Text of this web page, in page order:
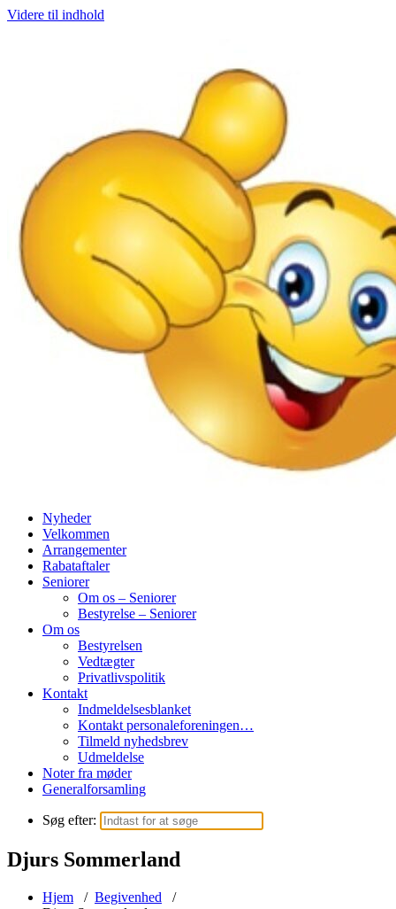
Videre til indhold
Nyheder
Velkommen
Arrangementer
Rabataftaler
Seniorer
Om os – Seniorer
Bestyrelse – Seniorer
Om os
Bestyrelsen
Vedtægter
Privatlivspolitik
Kontakt
Indmeldelsesblanket
Kontakt personaleforeningen…
Tilmeld nyhedsbrev
Udmeldelse
Noter fra møder
Generalforsamling
Søg efter:
Djurs Sommerland
Hjem / Begivenhed /